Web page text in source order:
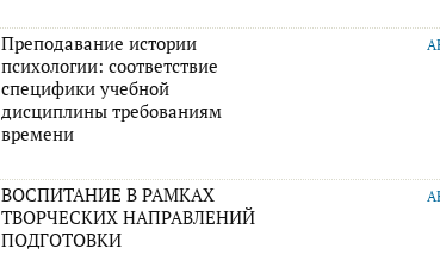
Преподавание истории
психологии: соответствие
специфики учебной
дисциплины требованиям
времени
ВОСПИТАНИЕ В РАМКАХ
ТВОРЧЕСКИХ НАПРАВЛЕНИЙ
ПОДГОТОВКИ